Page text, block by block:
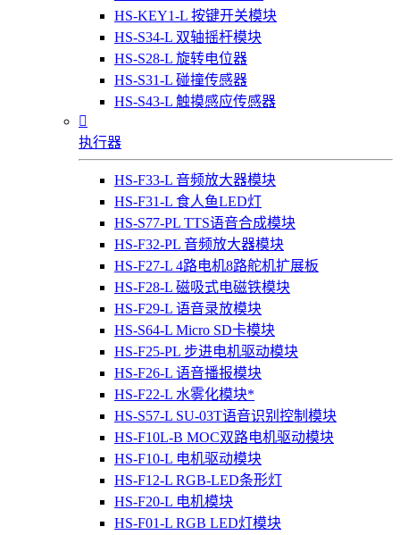
HS-KEY1-L 按键开关模块
HS-S34-L 双轴摇杆模块
HS-S28-L 旋转电位器
HS-S31-L 碰撞传感器
HS-S43-L 触摸感应传感器

执行器
HS-F33-L 音频放大器模块
HS-F31-L 食人鱼LED灯
HS-S77-PL TTS语音合成模块
HS-F32-PL 音频放大器模块
HS-F27-L 4路电机8路舵机扩展板
HS-F28-L 磁吸式电磁铁模块
HS-F29-L 语音录放模块
HS-S64-L Micro SD卡模块
HS-F25-PL 步进电机驱动模块
HS-F26-L 语音播报模块
HS-F22-L 水雾化模块*
HS-S57-L SU-03T语音识别控制模块
HS-F10L-B MOC双路电机驱动模块
HS-F10-L 电机驱动模块
HS-F12-L RGB-LED条形灯
HS-F20-L 电机模块
HS-F01-L RGB LED灯模块